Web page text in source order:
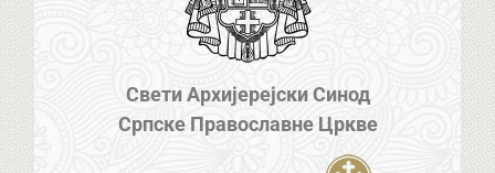
Свети Архијерејски Синод
Српске Православне Цркве